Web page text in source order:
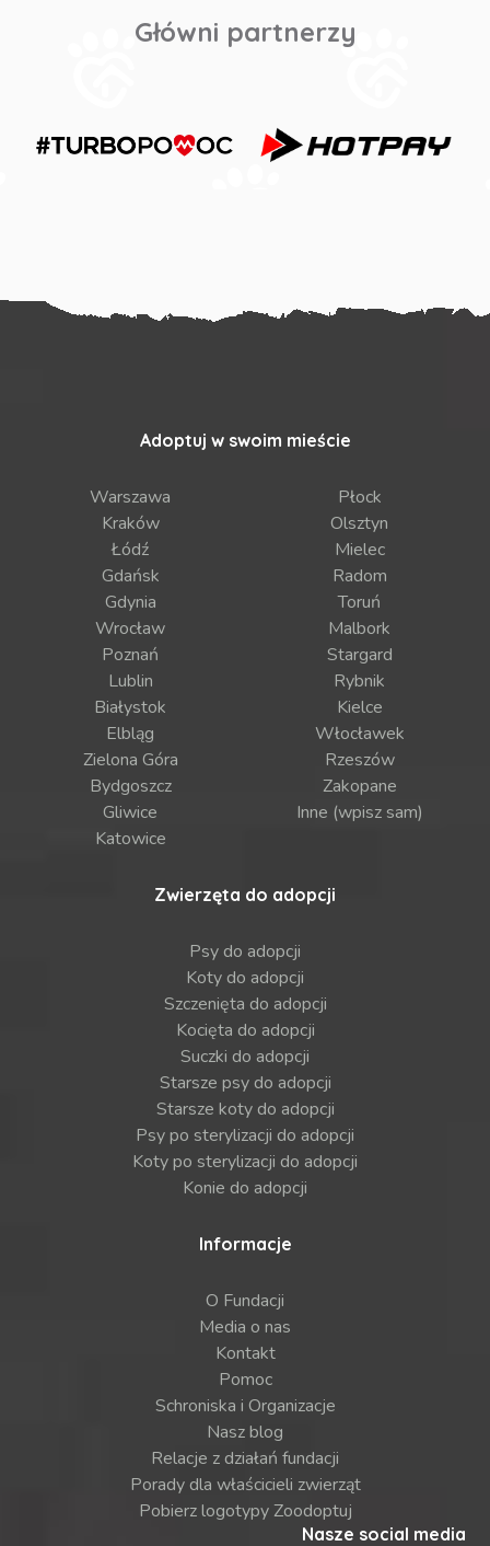
Główni partnerzy
Adoptuj w swoim mieście
Warszawa
Kraków
Łódź
Gdańsk
Gdynia
Wrocław
Poznań
Lublin
Białystok
Elbląg
Zielona Góra
Bydgoszcz
Gliwice
Katowice
Płock
Olsztyn
Mielec
Radom
Toruń
Malbork
Stargard
Rybnik
Kielce
Włocławek
Rzeszów
Zakopane
Inne (wpisz sam)
Zwierzęta do adopcji
Psy do adopcji
Koty do adopcji
Szczenięta do adopcji
Kocięta do adopcji
Suczki do adopcji
Starsze psy do adopcji
Starsze koty do adopcji
Psy po sterylizacji do adopcji
Koty po sterylizacji do adopcji
Konie do adopcji
Informacje
O Fundacji
Media o nas
Kontakt
Pomoc
Schroniska i Organizacje
Nasz blog
Relacje z działań fundacji
Porady dla właścicieli zwierząt
Pobierz logotypy Zoodoptuj
Nasze social media